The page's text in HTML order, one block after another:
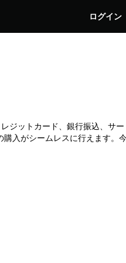
ログイン
ジットカード、銀行振込、サ
入がシームレスに行えます。